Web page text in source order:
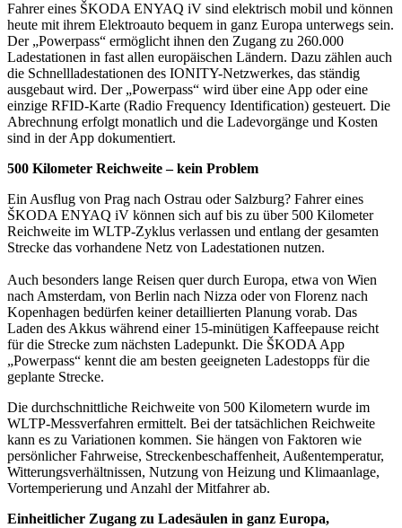
Fahrer eines ŠKODA ENYAQ iV sind elektrisch mobil und können
heute mit ihrem Elektroauto bequem in ganz Europa unterwegs sein.
Der „Powerpass“ ermöglicht ihnen den Zugang zu 260.000
Ladestationen in fast allen europäischen Ländern. Dazu zählen auch
die Schnellladestationen des IONITY-Netzwerkes, das ständig
ausgebaut wird. Der „Powerpass“ wird über eine App oder eine
einzige RFID-Karte (Radio Frequency Identification) gesteuert. Die
Abrechnung erfolgt monatlich und die Ladevorgänge und Kosten
sind in der App dokumentiert.
500 Kilometer Reichweite – kein Problem
Ein Ausflug von Prag nach Ostrau oder Salzburg? Fahrer eines
ŠKODA ENYAQ iV können sich auf bis zu über 500 Kilometer
Reichweite im WLTP-Zyklus verlassen und entlang der gesamten
Strecke das vorhandene Netz von Ladestationen nutzen.
Auch besonders lange Reisen quer durch Europa, etwa von Wien
nach Amsterdam, von Berlin nach Nizza oder von Florenz nach
Kopenhagen bedürfen keiner detaillierten Planung vorab. Das
Laden des Akkus während einer 15-minütigen Kaffeepause reicht
für die Strecke zum nächsten Ladepunkt. Die ŠKODA App
„Powerpass“ kennt die am besten geeigneten Ladestopps für die
geplante Strecke.
Die durchschnittliche Reichweite von 500 Kilometern wurde im
WLTP-Messverfahren ermittelt. Bei der tatsächlichen Reichweite
kann es zu Variationen kommen. Sie hängen von Faktoren wie
persönlicher Fahrweise, Streckenbeschaffenheit, Außentemperatur,
Witterungsverhältnissen, Nutzung von Heizung und Klimaanlage,
Vortemperierung und Anzahl der Mitfahrer ab.
Einheitlicher Zugang zu Ladesäulen in ganz Europa,